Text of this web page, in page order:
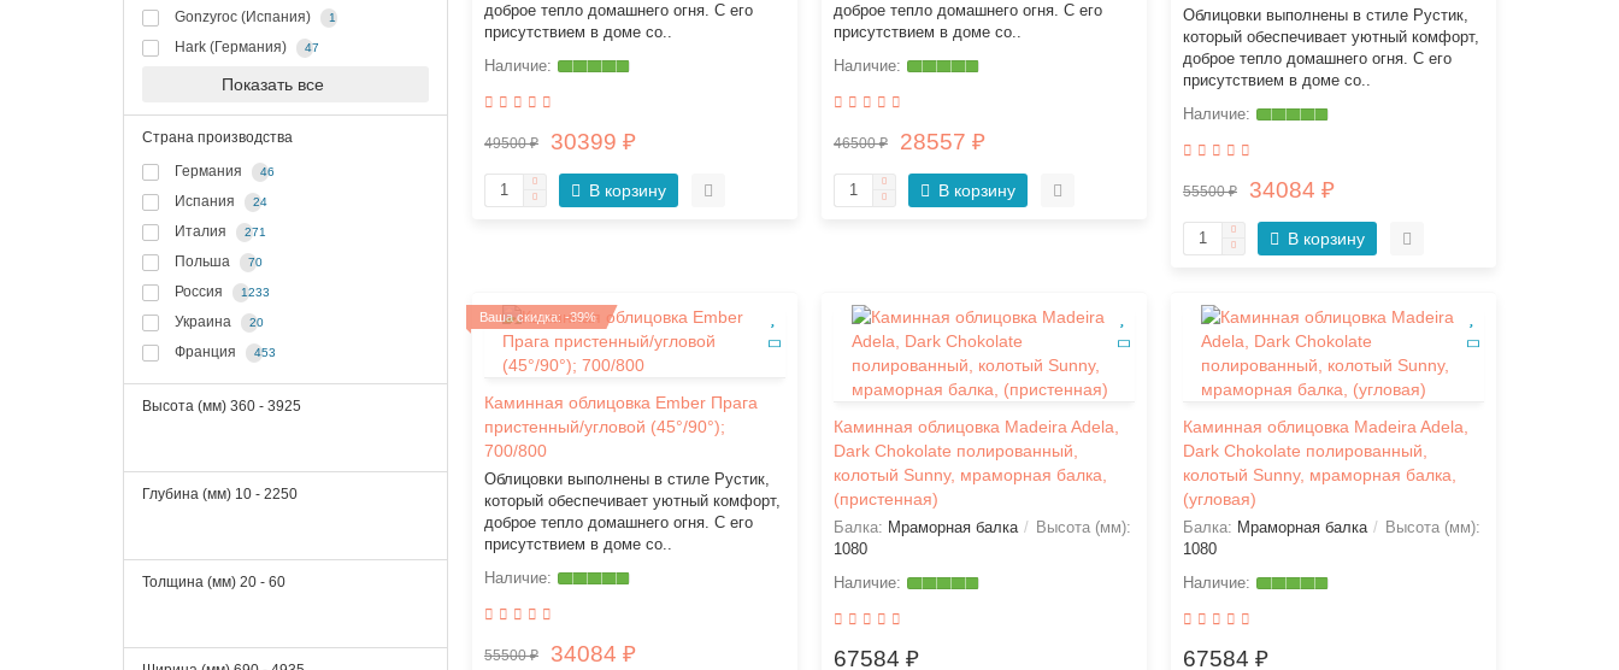
Gonzyroc (Испания) 1
Hark (Германия) 47
Показать все
Страна производства
Германия 46
Испания 24
Италия 271
Польша 70
Россия 1233
Украина 20
Франция 453
Высота (мм) 360 - 3925
Глубина (мм) 10 - 2250
Толщина (мм) 20 - 60
доброе тепло домашнего огня. С его
присутствием в доме со..
49500 ₽ 30399 ₽
В корзину
доброе тепло домашнего огня. С его
присутствием в доме со..
46500 ₽ 28557 ₽
В корзину
Облицовки выполнены в стиле Рустик,
который обеспечивает уютный комфорт,
доброе тепло домашнего огня. С его
присутствием в доме со..
55500 ₽ 34084 ₽
В корзину
Ваша скидка: -39%
Каминная облицовка Ember Прага
пристенный/угловой (45°/90°);
700/800
Облицовки выполнены в стиле Рустик,
который обеспечивает уютный комфорт,
доброе тепло домашнего огня. С его
присутствием в доме со..
55500 ₽ 34084 ₽
Каминная облицовка Madeira Adela,
Dark Chokolate полированный,
колотый Sunny, мраморная балка,
(пристенная)
Балка: Мраморная балка
Высота (мм):
1080
67584 ₽
Каминная облицовка Madeira Adela,
Dark Chokolate полированный,
колотый Sunny, мраморная балка,
(угловая)
Балка: Мраморная балка
Высота (мм):
1080
67584 ₽